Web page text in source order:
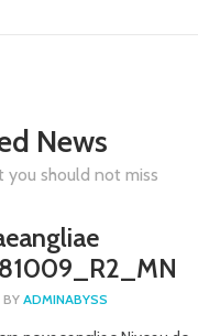
News
should not miss
BY ADMINABYSS